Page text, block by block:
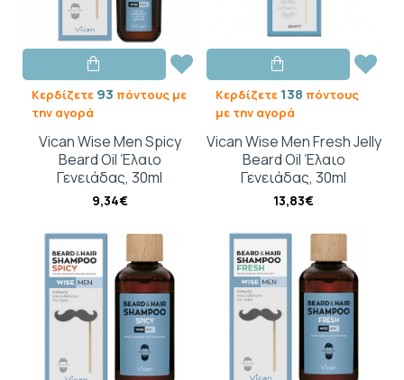
Κερδίζετε 93 πόντους με
την αγορά
Vican Wise Men Spicy
Beard Oil Έλαιο
Γενειάδας, 30ml
9,34€
Κερδίζετε 138 πόντους
με την αγορά
Vican Wise Men Fresh Jelly
Beard Oil Έλαιο
Γενειάδας, 30ml
13,83€